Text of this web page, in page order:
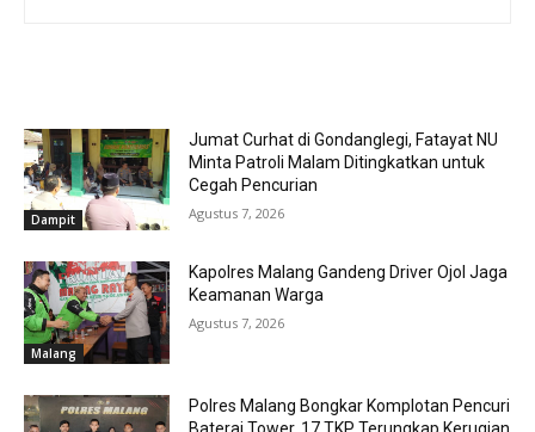
Dampit
Jumat Curhat di Gondanglegi, Fatayat NU
Minta Patroli Malam Ditingkatkan untuk
Cegah Pencurian
Agustus 7, 2026
Malang
Kapolres Malang Gandeng Driver Ojol Jaga
Keamanan Warga
Agustus 7, 2026
Polres Malang Bongkar Komplotan Pencuri